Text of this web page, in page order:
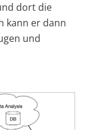
dort die
kann er dann
und